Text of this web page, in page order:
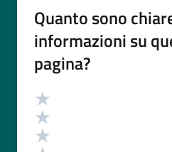
Quanto sono
informazioni su
pagina?
Valutazione